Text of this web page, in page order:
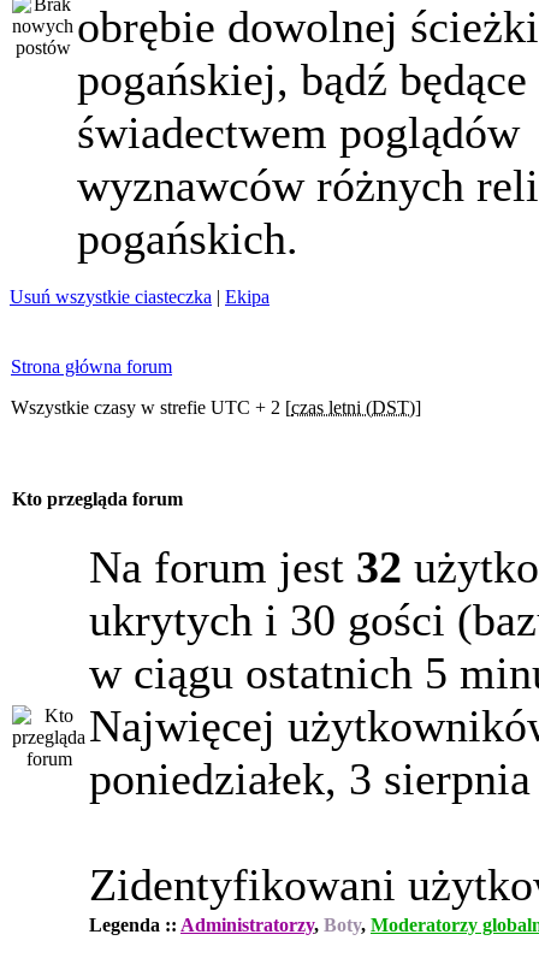
obrębie dowolnej ścieżki
pogańskiej, bądź będące
świadectwem poglądów
wyznawców różnych
pogańskich.
Usuń wszystkie ciasteczka | Ekipa
Strona główna forum
Wszystkie czasy w strefie UTC + 2 [czas letni (DST)]
Kto przegląda forum
Na forum jest 32
ukrytych i 30 gości
w ciągu ostatnich 5
Najwięcej
poniedziałek, 3
Zidentyfikowani
Legenda :: Administratorzy, Boty, Moderatorzy